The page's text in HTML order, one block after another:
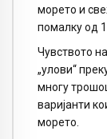
морето и
помалку од
Чувството
„улови“
многу
варијанти
морето.